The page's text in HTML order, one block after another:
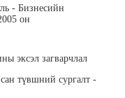
- Бизнесийн
он
эксэл загварчлал
түвшний сургалт -
байгуулагч, Зүрх сэтгэлийн
ажилтан, сургагч багш